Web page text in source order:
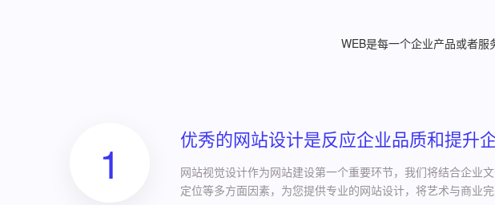
WEB是每一个企业产品或者
1 优秀的网站设计是反应企业品质和提升
网站视觉设计作为网站建设第一个重要环节，我们将结合企业
定位等多方面因素，为您提供专业的网站设计，将艺术与商业